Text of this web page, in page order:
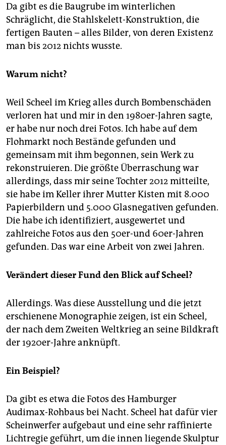
Da gibt es die Baugrube im winterlichen
Schräglicht, die Stahlskelett-Konstruktion, die
fertigen Bauten – alles Bilder, von deren Existenz
man bis 2012 nichts wusste.
Warum nicht?
Weil Scheel im Krieg alles durch Bombenschäden
verloren hat und mir in den 1980er-Jahren sagte,
er habe nur noch drei Fotos. Ich habe auf dem
Flohmarkt noch Bestände gefunden und
gemeinsam mit ihm begonnen, sein Werk zu
rekonstruieren. Die größte Überraschung war
allerdings, dass mir seine Tochter 2012 mitteilte,
sie habe im Keller ihrer Mutter Kisten mit 8.000
Papierbildern und 5.000 Glasnegativen gefunden.
Die habe ich identifiziert, ausgewertet und
zahlreiche Fotos aus den 50er-und 60er-Jahren
gefunden. Das war eine Arbeit von zwei Jahren.
Verändert dieser Fund den Blick auf Scheel?
Allerdings. Was diese Ausstellung und die jetzt
erschienene Monographie zeigen, ist ein Scheel,
der nach dem Zweiten Weltkrieg an seine Bildkraft
der 1920er-Jahre anknüpft.
Ein Beispiel?
Da gibt es etwa die Fotos des Hamburger
Audimax-Rohbaus bei Nacht. Scheel hat dafür vier
Scheinwerfer aufgebaut und eine sehr raffinierte
Lichtregie geführt, um die innen liegende Skulptur